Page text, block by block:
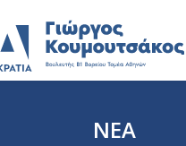
ΝΕΑ